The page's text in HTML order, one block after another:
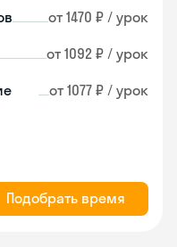
от 1470 ₽ / урок
от 1092 ₽ / урок
от 1077 ₽ / урок
Подобрать время